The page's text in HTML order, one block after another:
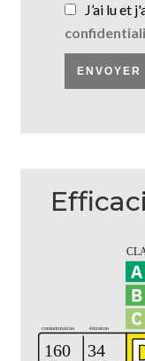
J’ai lu et
ENVOYER